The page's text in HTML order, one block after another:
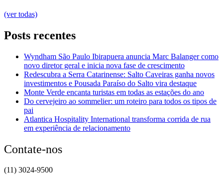
(ver todas)
Posts recentes
Wyndham São Paulo Ibirapuera anuncia Marc Balanger como
novo diretor geral e inicia nova fase de crescimento
Redescubra a Serra Catarinense: Salto Caveiras ganha novos
investimentos e Pousada Paraíso do Salto vira destaque
Monte Verde encanta turistas em todas as estações do ano
Do cervejeiro ao sommelier: um roteiro para todos os tipos de
pai
Atlantica Hospitality International transforma corrida de rua
em experiência de relacionamento
Contate-nos
(11) 3024-9500